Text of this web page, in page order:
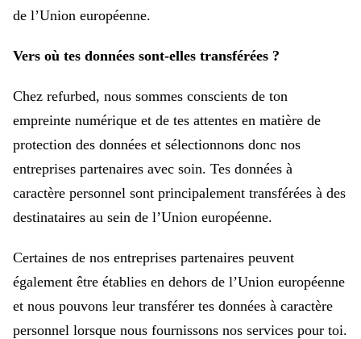
de l’Union européenne.
Vers où tes données sont-elles transférées ?
Chez refurbed, nous sommes conscients de ton
empreinte numérique et de tes attentes en matière de
protection des données et sélectionnons donc nos
entreprises partenaires avec soin. Tes données à
caractère personnel sont principalement transférées à des
destinataires au sein de l’Union européenne.
Certaines de nos entreprises partenaires peuvent
également être établies en dehors de l’Union européenne
et nous pouvons leur transférer tes données à caractère
personnel lorsque nous fournissons nos services pour toi.